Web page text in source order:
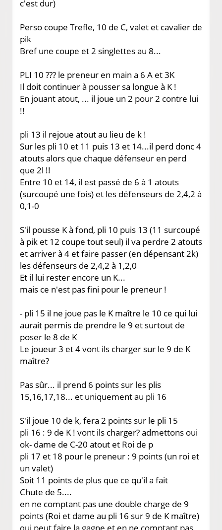
c'est dur)
Perso coupe Trefle, 10 de C, valet et cavalier de
pik
Bref une coupe et 2 singlettes au 8...
PLI 10 ??? le preneur en main a 6 A et 3K
Il doit continuer à pousser sa longue à K !
En jouant atout, ... il joue un 2 pour 2 contre lui
!!
pli 13 il rejoue atout au lieu de k !
Sur les pli 10 et 11 puis 13 et 14...il perd donc 4
atouts alors que chaque défenseur en perd
que 2l !!
Entre 10 et 14, il est passé de 6 à 1 atouts
(surcoupé une fois) et les défenseurs de 2,4,2 à
0,1-0
S'il pousse K à fond, pli 10 puis 13 (11 surcoupé
à pik et 12 coupe tout seul) il va perdre 2 atouts
et arriver à 4 et faire passer (en dépensant 2k)
les défenseurs de 2,4,2 à 1,2,0
Et il lui rester encore un K...
mais ce n'est pas fini pour le preneur !
- pli 15 il ne joue pas le K maître le 10 ce qui lui
aurait permis de prendre le 9 et surtout de
poser le 8 de K
Le joueur 3 et 4 vont ils charger sur le 9 de K
maître?
Pas sûr... il prend 6 points sur les plis
15,16,17,18... et uniquement au pli 16
S'il joue 10 de k, fera 2 points sur le pli 15
pli 16 : 9 de K ! vont ils charger? admettons oui
ok- dame de C-20 atout et Roi de p
pli 17 et 18 pour le preneur : 9 points (un roi et
un valet)
Soit 11 points de plus que ce qu'il a fait
Chute de 5....
en ne comptant pas une double charge de 9
points (Roi et dame au pli 16 sur 9 de K maître)